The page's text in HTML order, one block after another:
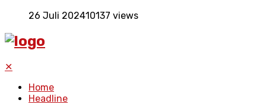
26 Juli 202410137 views
✕
Home
Headline